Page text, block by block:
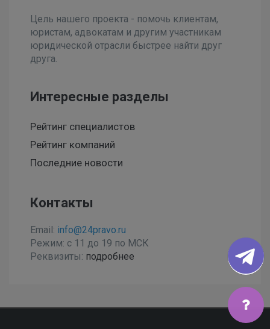
Цель нашего проекта - помочь клиентам,
юристам, адвокатам и другим участникам
юридической отрасли быстрее найти друг
друга.
Интересные разделы
Рейтинг специалистов
Рейтинг компаний
Последние новости
Контакты
Email: info@24pravo.ru
Режим: с 11 до 19 по МСК
Реквизиты: подробнее
Мы используем файлы cookies, чтобы улучшить сайт